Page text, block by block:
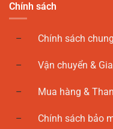
Chính sách
Chính sách chung
Vận chuyển &
Mua hàng &
Chính sách bảo